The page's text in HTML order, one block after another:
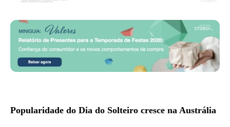
Popularidade do Dia do Solteiro cresce na Austrália